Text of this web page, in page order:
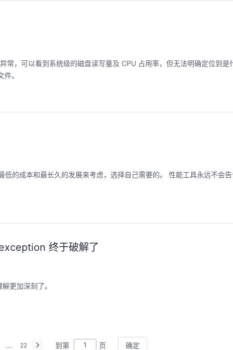
。
的发展来考虑，选择自己需要的。 性能工具永远不会告诉你瓶
终于破解了
更加深刻了。
... 22 到第 页 确定